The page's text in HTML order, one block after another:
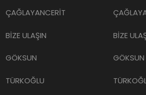
ÇAĞLAYANCERİT
BİZE ULAŞIN
GÖKSUN
TÜRKOĞLU
BİZE
GÖKSUN